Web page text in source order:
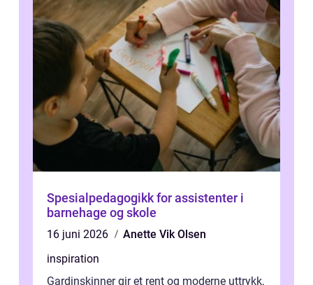
Spesialpedagogikk for assistenter i
barnehage og skole
16 juni 2026
Anette Vik Olsen
inspiration
Gardinskinner gir et rent og moderne uttrykk,